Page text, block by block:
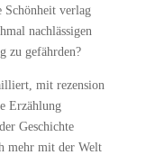
Schönheit verlag
nachlässigen
zu gefährden?
mit rezension
Erzählung
Geschichte
mehr mit der Welt